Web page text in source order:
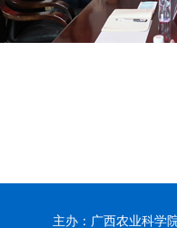
主办：广西农业科学